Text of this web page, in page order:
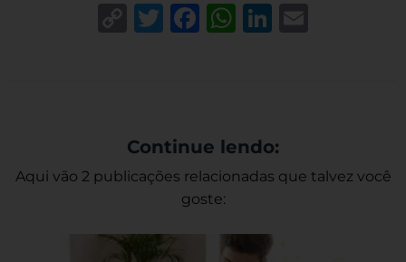
CopyTwitter
Facebook
WhatsApp
LinkedIn
Continue lendo:
Aqui vão 2 publicações relacionadas que talvez você
goste: